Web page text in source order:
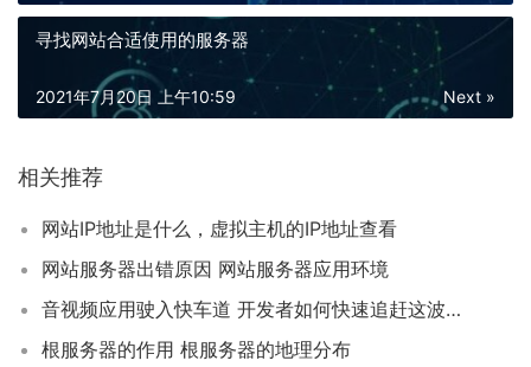
寻找网站合适使用的服务器
Next »
2021年7月20日 上午10:59
相关推荐
网站IP地址是什么，虚拟主机的IP地址查看
网站服务器出错原因 网站服务器应用环境
音视频应用驶入快车道 开发者如何快速追赶这波技术红利？
根服务器的作用 根服务器的地理分布